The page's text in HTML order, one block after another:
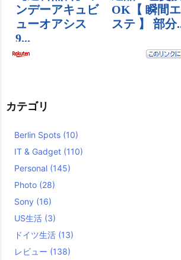
カテゴリ
Berlin Spots (10)
IT & Gadget (110)
Personal (145)
Photo (28)
Sony (16)
US生活 (3)
ドイツ生活 (13)
レビュー (138)